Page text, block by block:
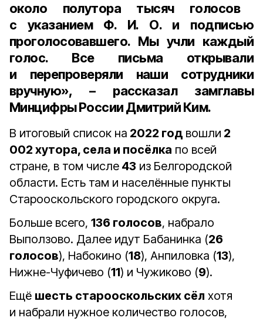
около полутора тысяч голосов
с указанием Ф. И. О. и подписью
проголосовавшего. Мы учли каждый
голос. Все письма открывали
и перепроверяли наши сотрудники
вручную», – рассказал замглавы
Минцифры России Дмитрий Ким.
В итоговый список на 2022 год вошли 2
002 хутора, села и посёлка по всей
стране, в том числе 43 из Белгородской
области. Есть там и населённые пункты
Старооскольского городского округа.
Больше всего, 136 голосов, набрало
Выползово. Далее идут Бабанинка (26
голосов), Набокино (18), Анпиловка (13),
Нижне-Чуфичево (11) и Чужиково (9).
Ещё шесть старооскольских сёл хотя
и набрали нужное количество голосов,